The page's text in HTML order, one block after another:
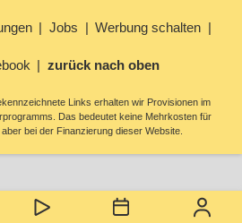
Jobs Werbung schalten
zurück nach oben
Links erhalten wir Provisionen im
Das bedeutet keine Mehrkosten für
bei der Finanzierung dieser Website.